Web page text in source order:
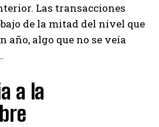
Las transacciones
de la mitad del nivel que
año, algo que no se veía
a la